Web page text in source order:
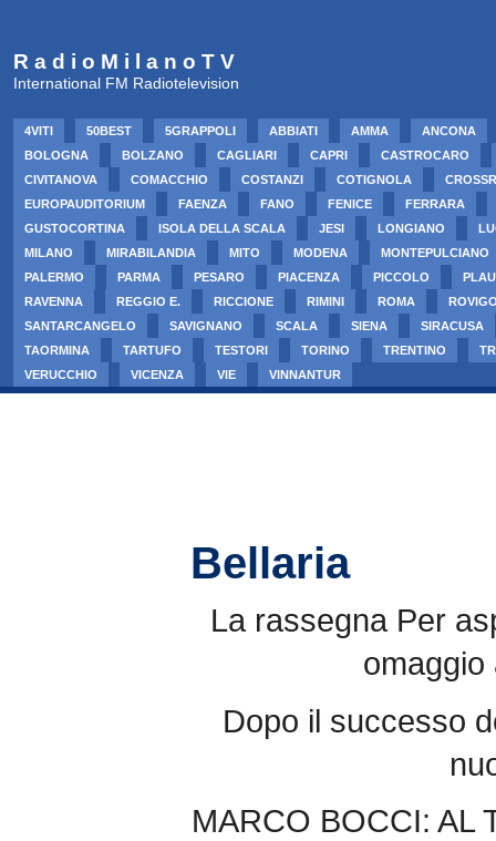
R a d i o M i l a n o T V
International FM Radiotelevision
4VITI 50BEST 5GRAPPOLI ABBIATI AMMA
ANCONA
BOLOGNA
BOLZANO CAGLIARI CAPRI
CASTROCARO
CIVITANOVA
COMACCHIO COSTANZI COTIGNOLA
EUROPAUDITORIUM
FAENZA FANO FENICE
FERRARA
GUSTOCORTINA
ISOLA DELLA SCALA JESI LONGIANO
MILANO
MIRABILANDIA MITO MODENA
MONTEPULCIANO
PALERMO
PARMA PESARO PIACENZA PICCOLO
RAVENNA
REGGIO E. RICCIONE RIMINI ROMA
SANTARCANGELO
SAVIGNANO SCALA SIENA
SIRACUSA
TAORMINA
TARTUFO TESTORI TORINO TRENTINO
VERUCCHIO
VICENZA VIE VINNANTUR
Bellaria
La rassegna Per
omaggio
Dopo il successo
MARCO BOCCI: AL